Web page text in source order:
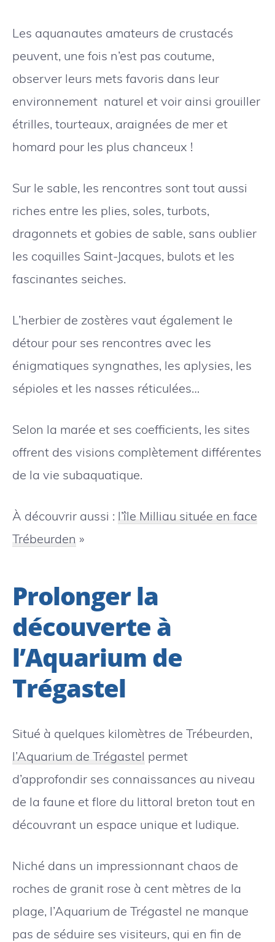
Les aquanautes amateurs de crustacés
peuvent, une fois n’est pas coutume,
observer leurs mets favoris dans leur
environnement naturel et voir ainsi grouiller
étrilles, tourteaux, araignées de mer et
homard pour les plus chanceux !
Sur le sable, les rencontres sont tout aussi
riches entre les plies, soles, turbots,
dragonnets et gobies de sable, sans oublier
les coquilles Saint-Jacques, bulots et les
fascinantes seiches.
L’herbier de zostères vaut également le
détour pour ses rencontres avec les
énigmatiques syngnathes, les aplysies, les
sépioles et les nasses réticulées…
Selon la marée et ses coefficients, les sites
offrent des visions complètement différentes
de la vie subaquatique.
À découvrir aussi : l’île Milliau située en face
Trébeurden »
Prolonger la
découverte à
l’Aquarium de
Trégastel
Situé à quelques kilomètres de Trébeurden,
l’Aquarium de Trégastel permet
d’approfondir ses connaissances au niveau
de la faune et flore du littoral breton tout en
découvrant un espace unique et ludique.
Niché dans un impressionnant chaos de
roches de granit rose à cent mètres de la
plage, l’Aquarium de Trégastel ne manque
pas de séduire ses visiteurs, qui en fin de